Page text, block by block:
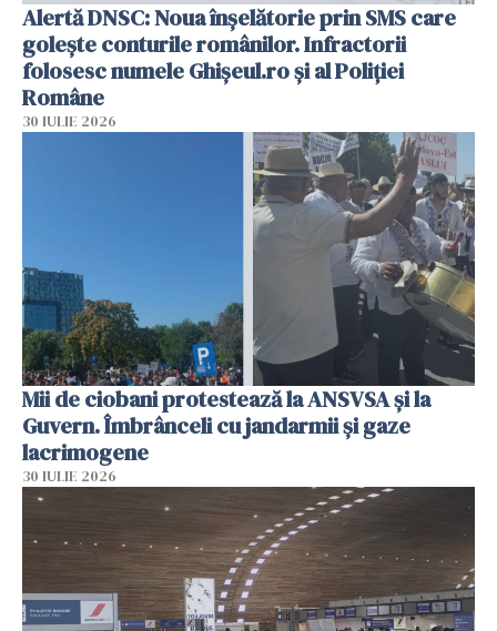
Alertă DNSC: Noua înșelătorie prin SMS care
golește conturile românilor. Infractorii
folosesc numele Ghișeul.ro și al Poliției
Române
30 IULIE 2026
Mii de ciobani protestează la ANSVSA și la
Guvern. Îmbrânceli cu jandarmii și gaze
lacrimogene
30 IULIE 2026